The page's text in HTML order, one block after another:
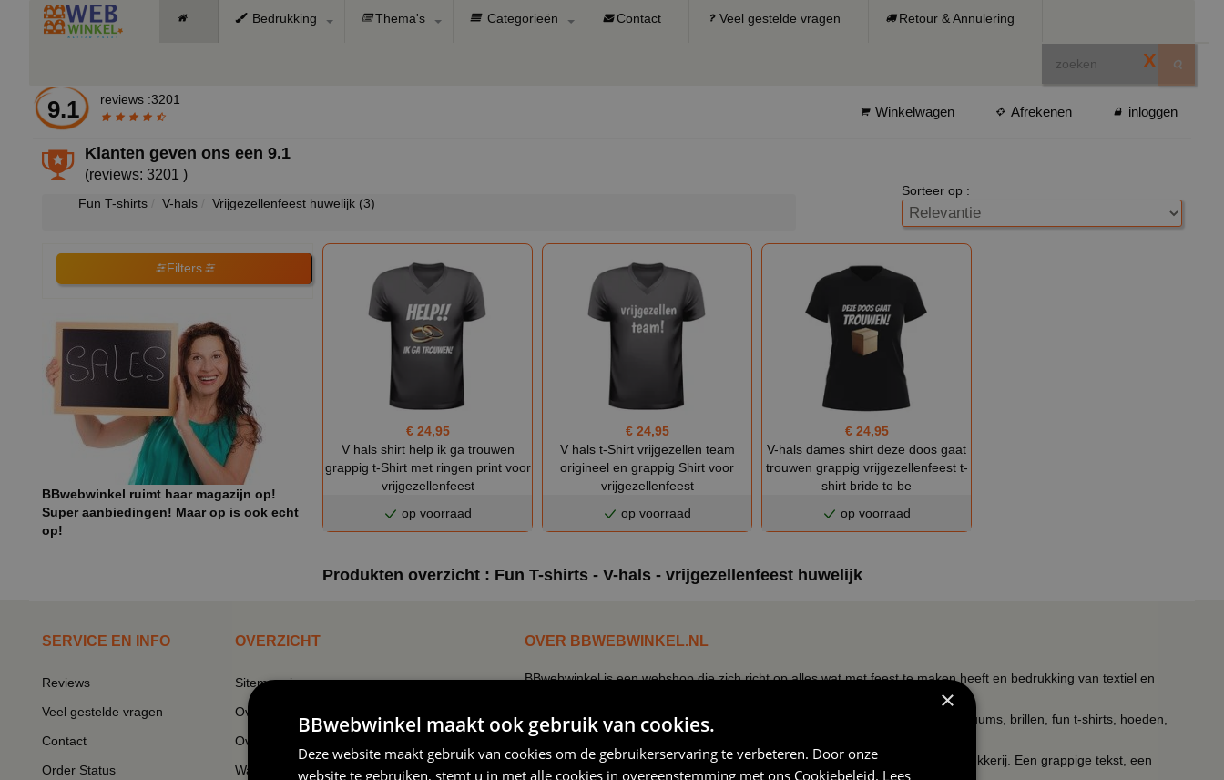
Bedrukking Thema's Categorieën Contact Veel gestelde vragen Retour & Annulering
X
9.1 reviews :3201
Winkelwagen Afrekenen inloggen
Klanten geven ons een9.1
(reviews: 3201 )
Fun T-shirts V-hals Vrijgezellenfeest huwelijk (3)
Sorteer op :
Filters
BBwebwinkel ruimt haar magazijn op!
Super aanbiedingen! Maar op is ook echt
op!
€ 24,95
V hals shirt help ik ga trouwen
grappig t-Shirt met ringen print voor
vrijgezellenfeest
op voorraad
€ 24,95
V hals t-Shirt vrijgezellen team
origineel en grappig Shirt voor
vrijgezellenfeest
op voorraad
€ 24,95
V-hals dames shirt deze doos gaat
trouwen grappig vrijgezellenfeest t-
shirt bride to be
op voorraad
Produkten overzicht : Fun T-shirts - V-hals - vrijgezellenfeest huwelijk
SERVICE EN INFO
Reviews
Veel gestelde vragen
Contact
Order Status
OVERZICHT
Sitemapping
Overzicht thema's
Overzicht rubrieken
Wat vinden klanten van ons
OVER BBWEBWINKEL.NL
BBwebwinkel is een webshop die zich richt op alles wat met feest te maken heeft en bedrukking van textiel en
Zo kun je bij ons terecht voor een uitgebreid assortiment verkleedkleding kostuums, brillen, fun t-shirts, hoeden,
mokken, tegeltjes, petjes, schorten.
Naast de verkleedkleding hebben wij een eigen textieldrukkerij en keramiekdrukkerij. Een grappige tekst, een
×
BBwebwinkel maakt ook gebruik van cookies.
Deze website maakt gebruik van cookies om de gebruikerservaring te verbeteren. Door onze
website te gebruiken, stemt u in met alle cookies in overeenstemming met ons Cookiebeleid. Lees